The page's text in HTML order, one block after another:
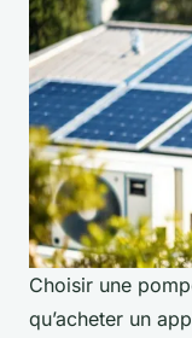
Choisir une
qu’acheter un